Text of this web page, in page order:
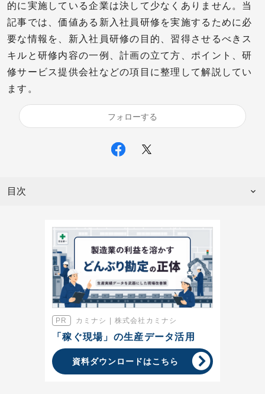
的に実施している企業は決して少なくありません。当
記事では、価値ある新入社員研修を実施するために必
要な情報を、新入社員研修の目的、習得させるべきス
キルと研修内容の一例、計画の立て方、ポイント、研
修サービス提供会社などの項目に整理して解説してい
ます。
フォローする
目次
カミナシ | 株式会社カミナシ
「稼ぐ現場」の生産データ活用
資料ダウンロードはこちら